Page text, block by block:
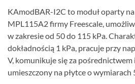
KAmodBAR-I2C to moduł oparty
MPL115A2 firmy Freescale,
w zakresie od 50 do 115 kPa.
dokładnością 1 kPa, pracuje przy
V, komunikuje się za
umieszczony na płytce o wymiarach